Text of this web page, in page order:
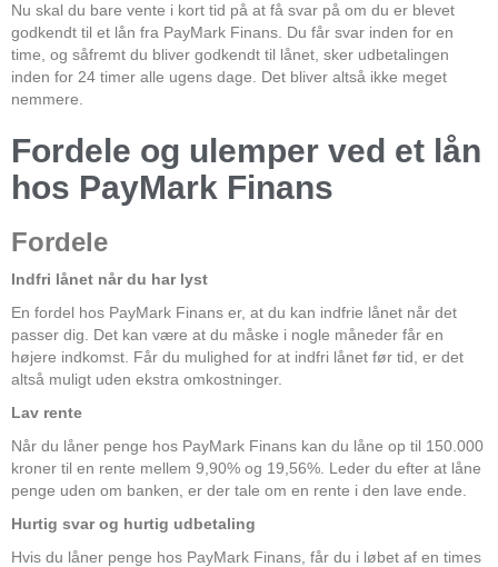
Nu skal du bare vente i kort tid på at få svar på om du er blevet
godkendt til et lån fra PayMark Finans. Du får svar inden for en
time, og såfremt du bliver godkendt til lånet, sker udbetalingen
inden for 24 timer alle ugens dage. Det bliver altså ikke meget
nemmere.
Fordele og ulemper ved et lån
hos PayMark Finans
Fordele
Indfri lånet når du har lyst
En fordel hos PayMark Finans er, at du kan indfrie lånet når det
passer dig. Det kan være at du måske i nogle måneder får en
højere indkomst. Får du mulighed for at indfri lånet før tid, er det
altså muligt uden ekstra omkostninger.
Lav rente
Når du låner penge hos PayMark Finans kan du låne op til 150.000
kroner til en rente mellem 9,90% og 19,56%. Leder du efter at låne
penge uden om banken, er der tale om en rente i den lave ende.
Hurtig svar og hurtig udbetaling
Hvis du låner penge hos PayMark Finans, får du i løbet af en times